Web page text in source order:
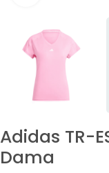
Adidas TR-
Dama